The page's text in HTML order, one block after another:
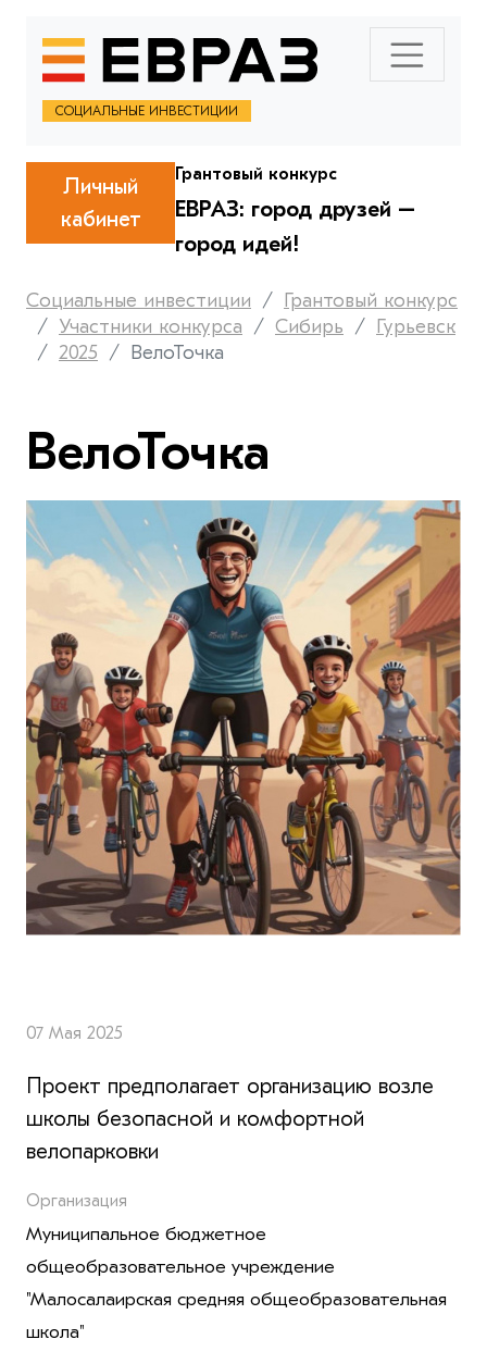
СОЦИАЛЬНЫЕ ИНВЕСТИЦИИ
Личный
кабинет
Грантовый конкурс
ЕВРАЗ: город друзей –
город идей!
Социальные инвестиции
Грантовый конкурс
Участники конкурса
Сибирь
Гурьевск
2025
ВелоТочка
ВелоТочка
07 Мая 2025
Проект предполагает организацию возле
школы безопасной и комфортной
велопарковки
Организация
Муниципальное бюджетное
общеобразовательное учреждение
"Малосалаирская средняя общеобразовательная
школа"